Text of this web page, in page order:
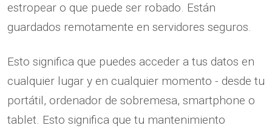
estropear o que puede ser robado. Están
guardados remotamente en servidores seguros.
Esto significa que puedes acceder a tus datos en
cualquier lugar y en cualquier momento - desde tu
portátil, ordenador de sobremesa, smartphone o
tablet. Esto significa que tu mantenimiento